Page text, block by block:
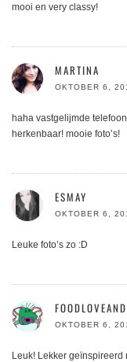
mooi en very classy!
MARTINA
OKTOBER 6,
haha vastgelijmde
herkenbaar! mooie foto’s!
ESMAY
OKTOBER 6,
Leuke foto’s zo :D
OKTOBER 6,
Leuk! Lekker